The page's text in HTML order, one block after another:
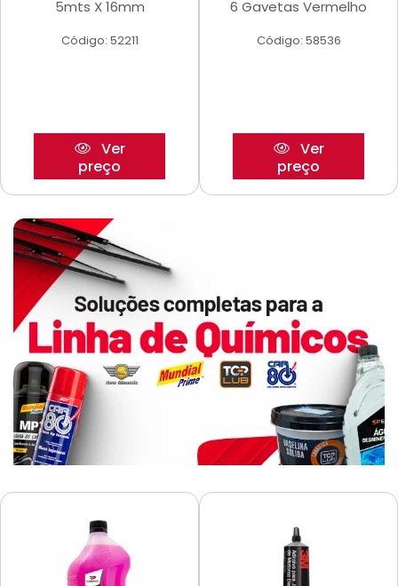
5mts X 16mm
Código: 52211
Ver
preço
6 Gavetas Vermelho
Código: 58536
Ver
preço